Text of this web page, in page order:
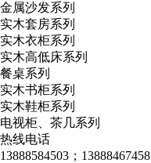
金属沙发系列
实木套房系列
实木衣柜系列
实木高低床系列
餐桌系列
实木书柜系列
实木鞋柜系列
电视柜、茶几系列
热线电话
13888584503；13888467458